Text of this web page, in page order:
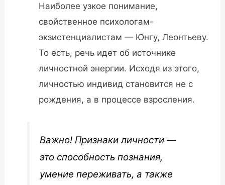
Наиболее узкое понимание,
свойственное психологам-
экзистенциалистам — Юнгу, Леонтьеву.
То есть, речь идет об источнике
личностной энергии. Исходя из этого,
личностью индивид становится не с
рождения, а в процессе взросления.
Важно! Признаки личности —
это способность познания,
умение переживать, а также